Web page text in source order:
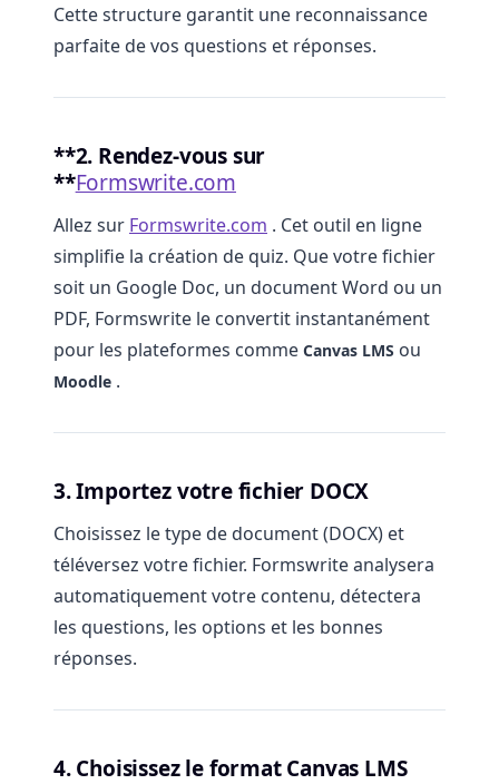
Cette structure garantit une reconnaissance
parfaite de vos questions et réponses.
**2. Rendez-vous sur
**Formswrite.com
Allez sur Formswrite.com . Cet outil en ligne
simplifie la création de quiz. Que votre fichier
soit un Google Doc, un document Word ou un
PDF, Formswrite le convertit instantanément
pour les plateformes comme Canvas LMS ou
Moodle .
3. Importez votre fichier DOCX
Choisissez le type de document (DOCX) et
téléversez votre fichier. Formswrite analysera
automatiquement votre contenu, détectera
les questions, les options et les bonnes
réponses.
4. Choisissez le format Canvas LMS